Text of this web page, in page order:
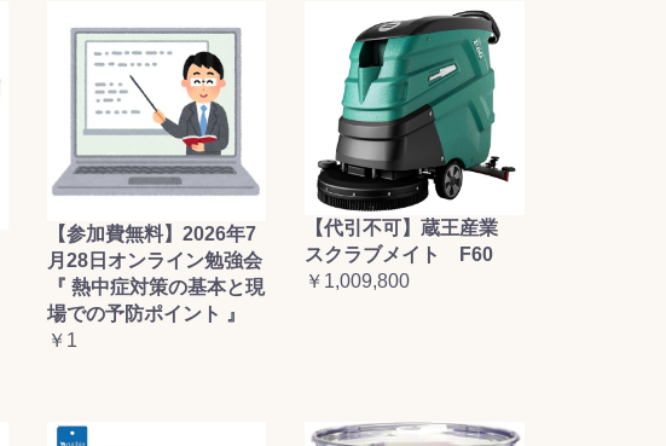
【参加費無料】2026年7
月28日オンライン勉強会
『 熱中症対策の基本と現
場での予防ポイント 』
￥1
【代引不可】蔵王産業
スクラブメイト F60
￥1,009,800